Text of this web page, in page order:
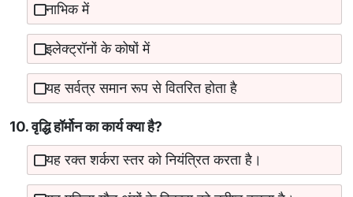
नाभिक में
इलेक्ट्रॉनों के कोषों में
यह सर्वत्र समान रूप से वितरित होता है
10. वृद्धि हॉर्मोन का कार्य क्या है?
यह रक्त शर्करा स्तर को नियंत्रित करता है।